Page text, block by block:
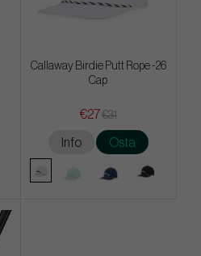
Callaway Birdie Putt Rope -26
Cap
€27€31
Info Osta